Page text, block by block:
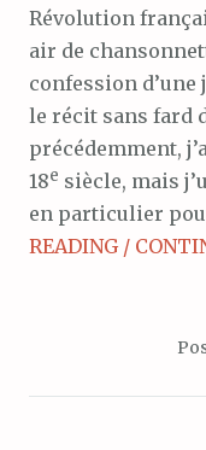
Révolution
air de
confession d’une
le récit sans fard
précédemment,
18e siècle, mais
en particulier
READING /